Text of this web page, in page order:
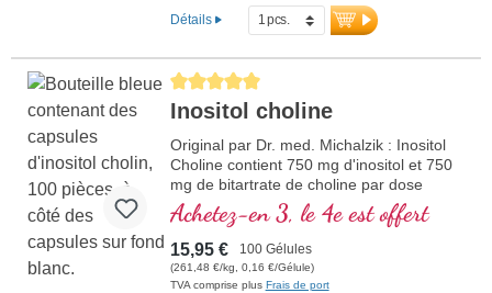
plus d'informations sur les capsules
de bétaïne HCL
Détails
Average rating of 5 out of 5 stars
Inositol choline
Original par Dr. med. Michalzik : Inositol
Choline contient 750 mg d'inositol et 750
mg de bitartrate de choline par dose
journalière (3 capsules). La choline
contribue à un métabolisme normal des
graisses et soutient le maintien d'une
fonction hépatique normale. L'inositol, un
composant naturel de nombreux aliments,
Achetez-en 3, le 4e est offert
15,95 € 100 Gélules
(261,48 €/kg, 0,16 €/Gélule)
TVA comprise plus Frais de port